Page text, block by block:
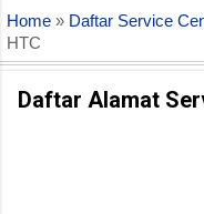
Home » Daftar Service
HTC
Daftar Alamat